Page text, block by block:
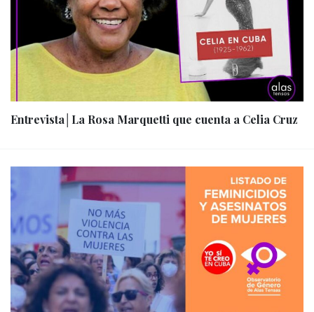
Entrevista│La Rosa Marquetti que cuenta a Celia Cruz